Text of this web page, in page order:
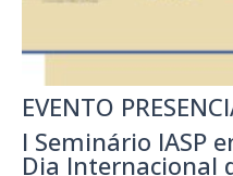
EVENTO
I Seminário IASP
Dia Internacional